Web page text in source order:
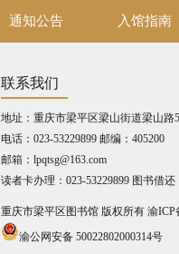
通知公告 入馆指南
联系我们
地址：重庆市梁平区梁山街道梁山路
电话：023-53229899 邮编：405200
邮箱：lpqtsg@163.com
读者卡办理：023-53229899 图书借还
重庆市梁平区图书馆 版权所有 渝ICP
渝公网安备 50022802000314号